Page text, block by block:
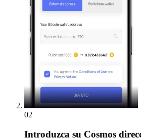
02
Introduzca su Cosmos